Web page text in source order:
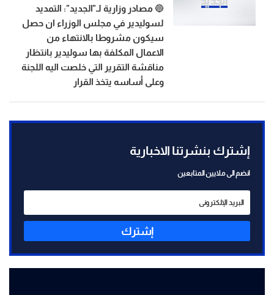
🔵 مصادر وزارية لـ"الجديد": التمديد
لسوليدير في مجلس الوزراء ان حصل
سيكون مشروطا بالانتهاء من
الاعمال المكلفة بها سوليدير بانتظار
مناقشة التقرير التي خلصت اليه اللجنة
وعلى أساسه يتخذ القرار
إشترك بنشرتنا الاخبارية
انضم الى ملايين المتابعين
إشترك